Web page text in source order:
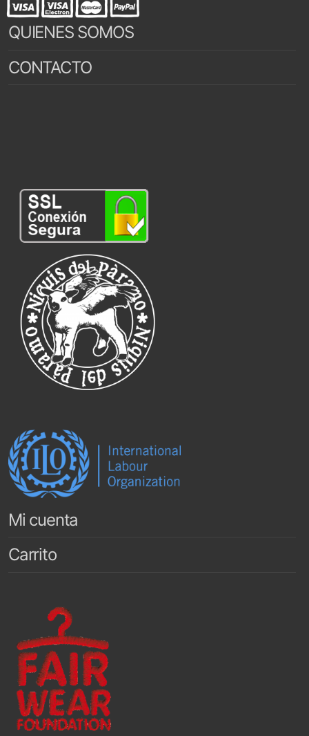
QUIENES SOMOS
CONTACTO
Mi cuenta
Carrito